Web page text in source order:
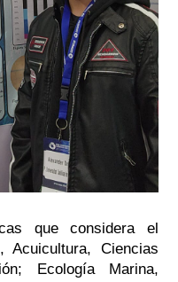
que considera el
Acuicultura, Ciencias
Ecología Marina,